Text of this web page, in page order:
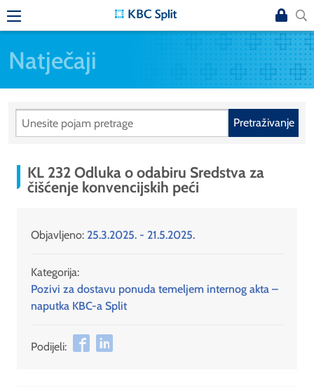
Natječaji
Pretraživanje
KL 232 Odluka o odabiru Sredstva za
čišćenje konvencijskih peći
Objavljeno: 25.3.2025. - 21.5.2025.
Kategorija:
Pozivi za dostavu ponuda temeljem internog akta –
naputka KBC-a Split
Podijeli: